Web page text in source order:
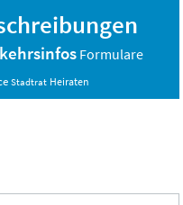
Formulare
Stadtrat Heiraten